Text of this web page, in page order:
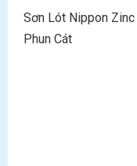
Sơn Lót Nippon
Phun Cát